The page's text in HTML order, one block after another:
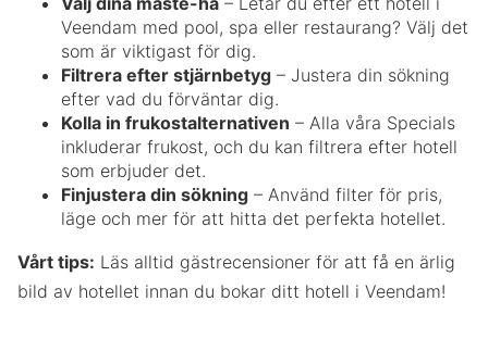
Veendam med pool, spa eller restaurang? Välj det
som är viktigast för dig.
Filtrera efter stjärnbetyg – Justera din sökning
efter vad du förväntar dig.
Kolla in frukostalternativen – Alla våra Specials
inkluderar frukost, och du kan filtrera efter hotell
som erbjuder det.
Finjustera din sökning – Använd filter för pris,
läge och mer för att hitta det perfekta hotellet.
Vårt tips: Läs alltid gästrecensioner för att få en ärlig
bild av hotellet innan du bokar ditt hotell i Veendam!